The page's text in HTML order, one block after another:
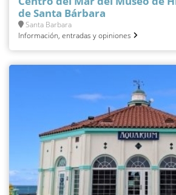
de Santa Bárbara
Santa Barbara
Información, entradas y opiniones